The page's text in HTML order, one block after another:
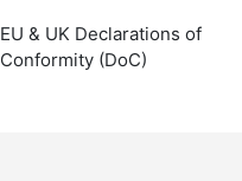
EU & UK Declarations of
Conformity (DoC)